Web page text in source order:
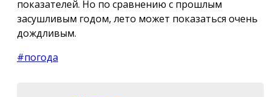
показателей. Но по сравнению с прошлым
засушливым годом, лето может показаться очень
дождливым.
#погода